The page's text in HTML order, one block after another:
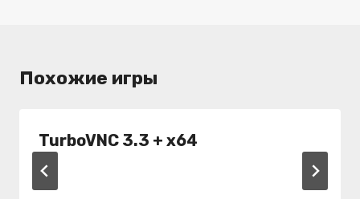
Похожие игры
TurboVNC 3.3 + x64